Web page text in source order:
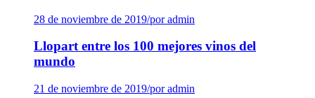
28 de noviembre de 2019/por admin
Llopart entre los 100 mejores vinos del
mundo
21 de noviembre de 2019/por admin